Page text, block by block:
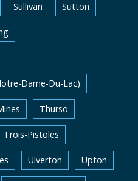
Sullivan Sutton
Dame-Du-Lac)
Thurso
Trois-Pistoles
Ulverton Upton